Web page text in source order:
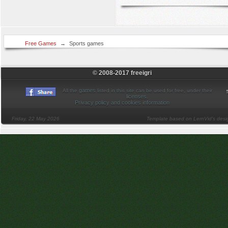
Free Games → Sports games
© 2008-2017 freeigri
All the games listed in this site can be used for free, under their
licenses.
Privacy policy and cookies information
Friday, 22 May 2026 Template based on LernVid's